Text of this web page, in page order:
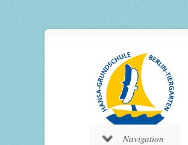
Navigation